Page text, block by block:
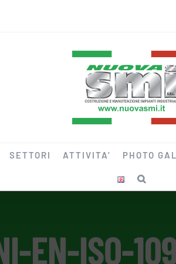
SETTORI ATTIVITA’ PHOTO
EN-ISO-